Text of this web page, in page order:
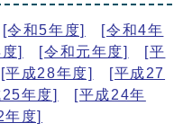
[令和5年度]
[令和4年
] [令和元年度]
[平
[平成28年度]
[平成27
年度]
[平成24年
年度]